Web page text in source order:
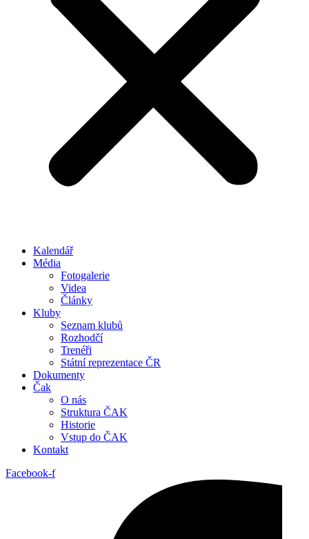
Kalendář
Média
Fotogalerie
Videa
Články
Kluby
Seznam klubů
Rozhodčí
Trenéři
Státní reprezentace ČR
Dokumenty
Čak
O nás
Struktura ČAK
Historie
Vstup do ČAK
Kontakt
Facebook-f